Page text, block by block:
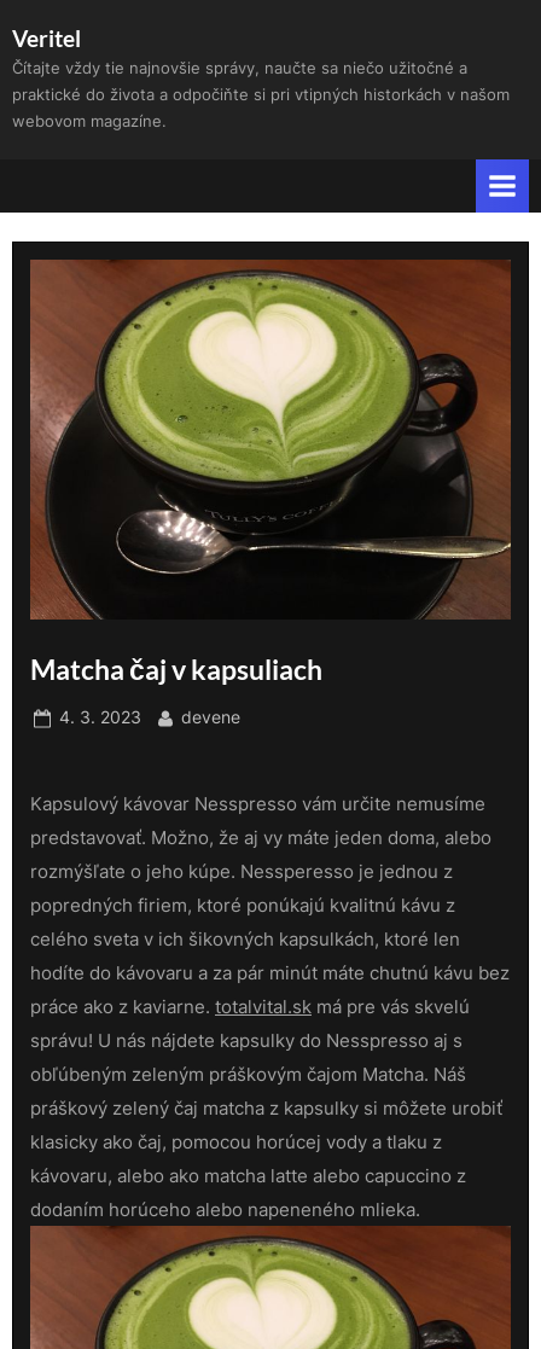
to
content
Veritel
Čítajte vždy tie najnovšie správy, naučte sa niečo užitočné a
praktické do života a odpočiňte si pri vtipných historkách v našom
webovom magazíne.
Matcha čaj v kapsuliach
Posted
4. 3. 2023 By
devene
Kapsulový kávovar Nesspresso vám určite nemusíme
predstavovať. Možno, že aj vy máte jeden doma, alebo
rozmýšľate o jeho kúpe. Nessperesso je jednou z
popredných firiem, ktoré ponúkajú kvalitnú kávu z
celého sveta v ich šikovných kapsulkách, ktoré len
hodíte do kávovaru a za pár minút máte chutnú kávu bez
práce ako z kaviarne. totalvital.sk má pre vás skvelú
správu! U nás nájdete kapsulky do Nesspresso aj s
obľúbeným zeleným práškovým čajom Matcha. Náš
práškový zelený čaj matcha z kapsulky si môžete urobiť
klasicky ako čaj, pomocou horúcej vody a tlaku z
kávovaru, alebo ako matcha latte alebo capuccino z
dodaním horúceho alebo napeneného mlieka.